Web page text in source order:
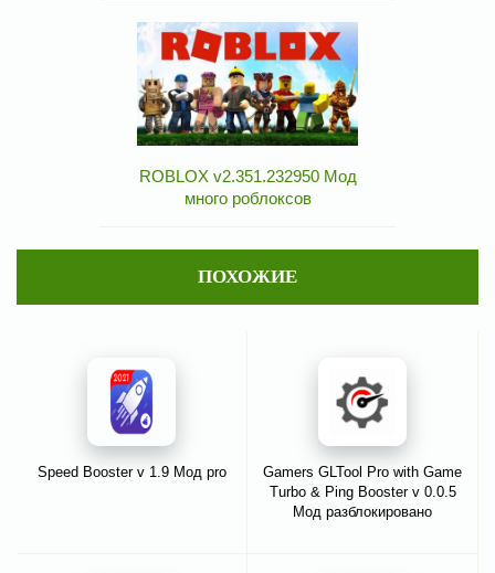
ROBLOX v2.351.232950 Мод
много роблоксов
ПОХОЖИЕ
Speed Booster v 1.9 Мод pro
Gamers GLTool Pro with Game
Turbo & Ping Booster v 0.0.5
Мод разблокировано